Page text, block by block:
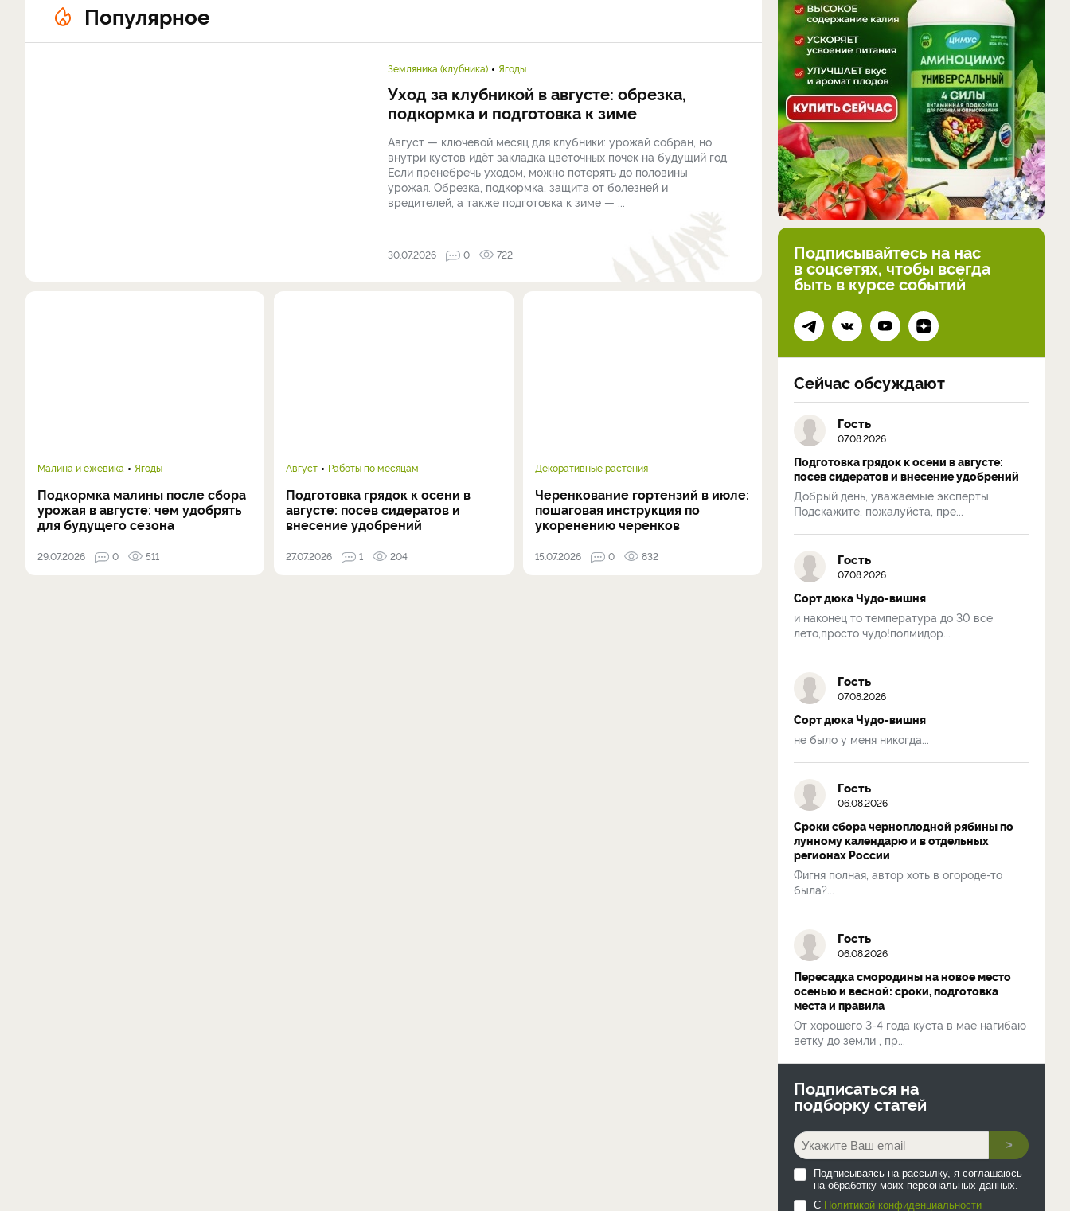
Популярное
Земляника (клубника) Ягоды
Уход за клубникой в августе: обрезка,
подкормка и подготовка к зиме
Август — ключевой месяц для клубники: урожай собран, но
внутри кустов идёт закладка цветочных почек на будущий год.
Если пренебречь уходом, можно потерять до половины
урожая. Обрезка, подкормка, защита от болезней и
вредителей, а также подготовка к зиме — ...
30.07.2026 0 722
Малина и ежевика Ягоды
Подкормка малины после сбора
урожая в августе: чем удобрять
для будущего сезона
29.07.2026 0 511
Август Работы по месяцам
Подготовка грядок к осени в
августе: посев сидератов и
внесение удобрений
27.07.2026 1 204
Декоративные растения
Черенкование гортензий в июле:
пошаговая инструкция по
укоренению черенков
15.07.2026 0 832
Подписывайтесь на нас
в соцсетях, чтобы всегда
быть в курсе событий
Сейчас обсуждают
Гость
07.08.2026
Подготовка грядок к осени в августе:
посев сидератов и внесение удобрений
Добрый день, уважаемые эксперты.
Подскажите, пожалуйста, пре...
Гость
07.08.2026
Сорт дюка Чудо-вишня
и наконец то температура до 30 все
лето,просто чудо!полмидор...
Гость
07.08.2026
Сорт дюка Чудо-вишня
не было у меня никогда...
Гость
06.08.2026
Сроки сбора черноплодной рябины по
лунному календарю и в отдельных
регионах России
Фигня полная, автор хоть в огороде-то
была?...
Гость
06.08.2026
Пересадка смородины на новое место
осенью и весной: сроки, подготовка
места и правила
От хорошего 3-4 года куста в мае нагибаю
ветку до земли , пр...
Подписаться на
подборку статей
>
Подписываясь на рассылку, я соглашаюсь
на обработку моих персональных данных.
С Политикой конфиденциальности